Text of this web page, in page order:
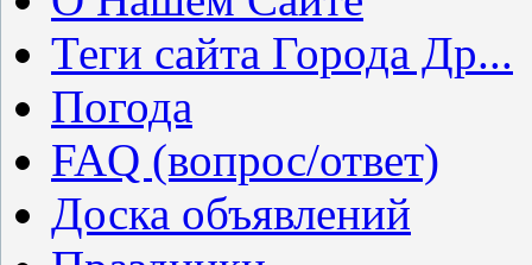
Теги сайта Города Др...
Погода
FAQ (вопрос/ответ)
Доска объявлений